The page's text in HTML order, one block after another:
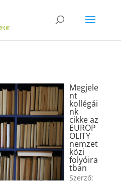
Megjele
nt
kollégái
nk
cikke az
EUROP
OLITY
nemzet
közi
folyóira
tban
Szerző: